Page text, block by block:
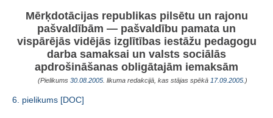
Mērķdotācijas republikas pilsētu un rajonu
pašvaldībām — pašvaldību pamata un
vispārējās vidējās izglītības iestāžu pedagogu
darba samaksai un valsts sociālās
apdrošināšanas obligātajām iemaksām
(Pielikums 30.08.2005 . likuma redakcijā, kas stājas spēkā 17.09.2005. )
6. pielikums [DOC]